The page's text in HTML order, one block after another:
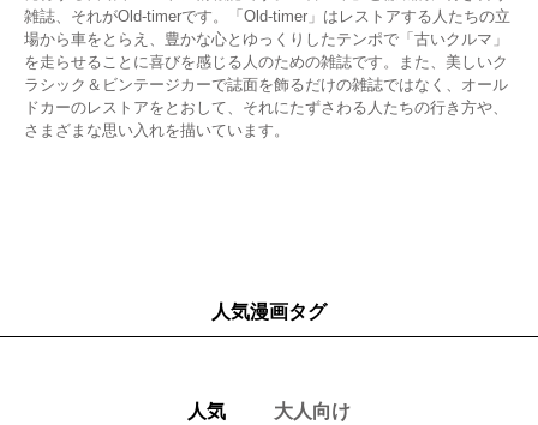
雑誌、それがOld-timerです。「Old-timer」はレストアする人たちの立
場から車をとらえ、豊かな心とゆっくりしたテンポで「古いクルマ」
を走らせることに喜びを感じる人のための雑誌です。また、美しいク
ラシック＆ビンテージカーで誌面を飾るだけの雑誌ではなく、オール
ドカーのレストアをとおして、それにたずさわる人たちの行き方や、
さまざまな思い入れを描いています。
人気漫画タグ
人気 大人向け